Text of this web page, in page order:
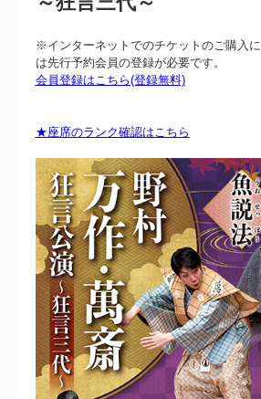
※インターネットでのチケットのご購入に
は先行予約会員の登録が必要です。
会員登録はこちら(登録無料)
★座席のランク確認はこちら